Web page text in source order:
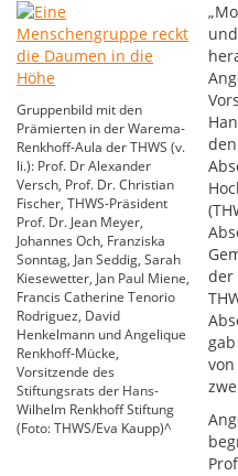
Gruppenbild mit den
Prämierten in der Warema-
Renkhoff-Aula der THWS (v.
li.): Prof. Dr Alexander
Versch, Prof. Dr. Christian
Fischer, THWS-Präsident
Prof. Dr. Jean Meyer,
Johannes Och, Franziska
Sonntag, Jan Seddig, Sarah
Kiesewetter, Jan Paul Miene,
Francis Catherine Tenorio
Rodriguez, David
Henkelmann und Angelique
Renkhoff-Mücke,
Vorsitzende des
Stiftungsrats der Hans-
Wilhelm Renkhoff Stiftung
(Foto: THWS/Eva Kaupp)^
der